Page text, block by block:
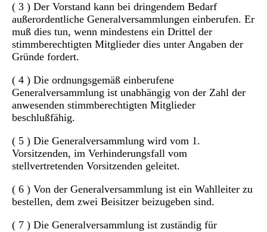
( 3 ) Der Vorstand kann bei dringendem Bedarf
außerordentliche Generalversammlungen einberufen. Er
muß dies tun, wenn mindestens ein Drittel der
stimmberechtigten Mitglieder dies unter Angaben der
Gründe fordert.
( 4 ) Die ordnungsgemäß einberufene
Generalversammlung ist unabhängig von der Zahl der
anwesenden stimmberechtigten Mitglieder
beschlußfähig.
( 5 ) Die Generalversammlung wird vom 1.
Vorsitzenden, im Verhinderungsfall vom
stellvertretenden Vorsitzenden geleitet.
( 6 ) Von der Generalversammlung ist ein Wahlleiter zu
bestellen, dem zwei Beisitzer beizugeben sind.
( 7 ) Die Generalversammlung ist zuständig für